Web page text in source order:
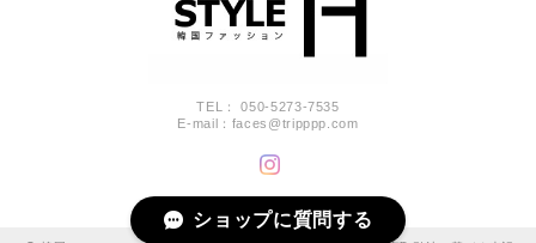
TEL： 050-5273-7535
E-mail： faces@tripppp.com
ショップに質問する